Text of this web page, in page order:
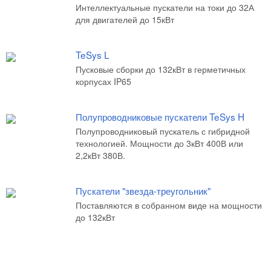
Интеллектуальные пускатели на токи до 32А
для двигателей до 15кВт
TeSys L
Пусковые сборки до 132кВт в герметичных
корпусах IP65
Полупроводниковые пускатели TeSys H
Полупроводниковый пускатель с гибридной
технологией. Мощности до 3кВт 400В или
2,2кВт 380В.
Пускатели "звезда-треугольник"
Поставляются в собранном виде на мощности
до 132кВт